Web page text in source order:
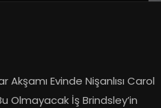
Akşamı Evinde Nişanlısı Carol
Olmayacak İş Brindsley’in